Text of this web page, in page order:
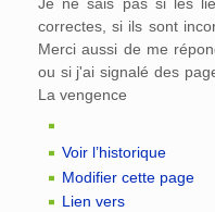
correctes, si ils sont
Merci aussi de me
ou si j'ai signalé des
La vengence
Voir l’historique
Modifier cette page
Lien vers